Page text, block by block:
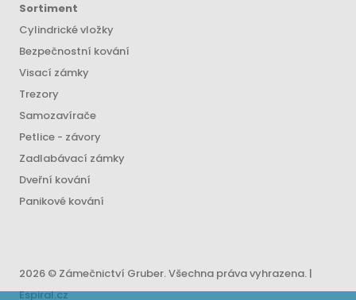
Sortiment
Cylindrické vložky
Bezpečnostní kování
Visací zámky
Trezory
Samozavírače
Petlice - závory
Zadlabávací zámky
Dveřní kování
Panikové kování
2026 © Zámečnictví Gruber. Všechna práva vyhrazena. |
Espiral.cz